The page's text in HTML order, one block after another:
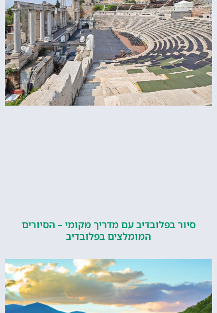
סיור בפלובדיב עם מדריך מקומי – הסיורים
המומלצים בפלובדיב